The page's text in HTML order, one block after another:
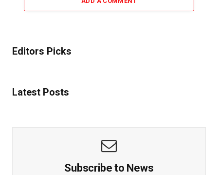
Editors Picks
Latest Posts
Subscribe to News